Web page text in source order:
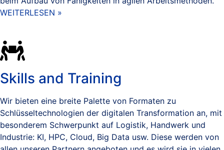
WEITERLESEN »
Skills and Training
Wir bieten eine breite Palette von Formaten zu
Schlüsseltechnologien der digitalen Transformation an, mit
besonderem Schwerpunkt auf Logistik, Handwerk und
Industrie: KI, HPC, Cloud, Big Data usw. Diese werden von